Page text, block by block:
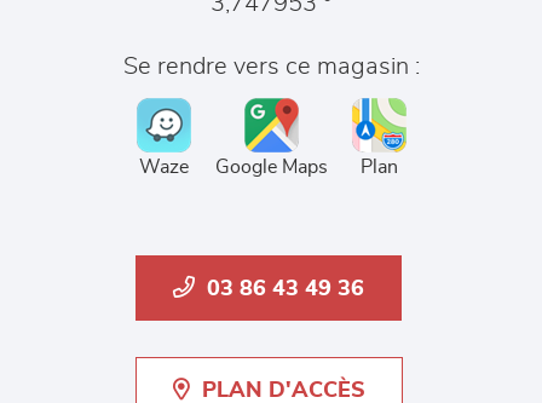
Se rendre vers ce magasin :
Waze Google Maps Plan
03 86 43 49 36
PLAN D'ACCÈS